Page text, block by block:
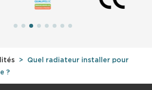
Quel radiateur installer pour
?